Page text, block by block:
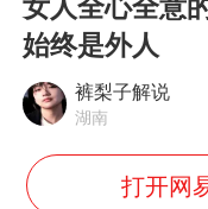
始终是外人
裤梨子解说
湖南
打开网